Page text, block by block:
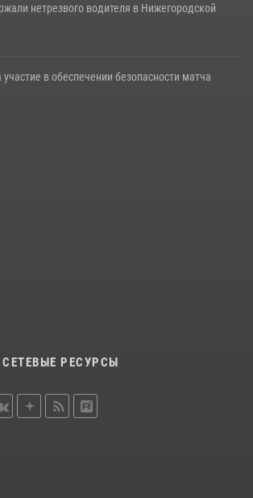
нетрезвого водителя в Нижегородской
в обеспечении безопасности матча
РЕСУРСЫ